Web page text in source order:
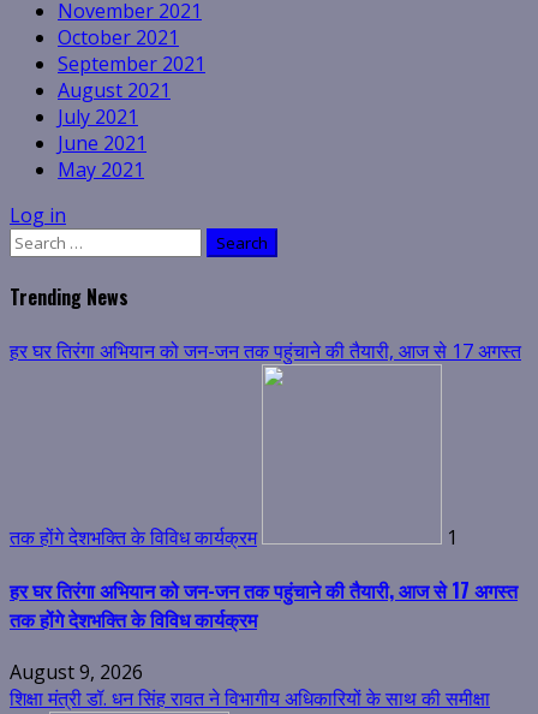
November 2021
October 2021
September 2021
August 2021
July 2021
June 2021
May 2021
Log in
Search
Trending News
हर घर तिरंगा अभियान को जन-जन तक पहुंचाने की तैयारी, आज से 17 अगस्त
तक होंगे देशभक्ति के विविध कार्यक्रम 1
हर घर तिरंगा अभियान को जन-जन तक पहुंचाने की तैयारी, आज से 17 अगस्त
तक होंगे देशभक्ति के विविध कार्यक्रम
August 9, 2026
शिक्षा मंत्री डॉ. धन सिंह रावत ने विभागीय अधिकारियों के साथ की समीक्षा